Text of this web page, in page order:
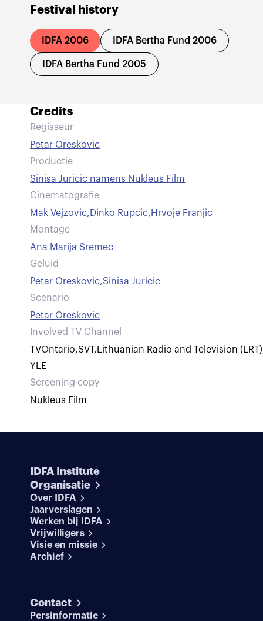
Festival history
IDFA 2006 IDFA Bertha Fund 2006
IDFA Bertha Fund 2005
Credits
Regisseur
Petar Oreskovic
Productie
Sinisa Juricic namens Nukleus Film
Cinematografie
Mak Vejzovic, Dinko Rupcic,Hrvoje Franjic
Montage
Ana Marija Sremec
Geluid
Petar Oreskovic,Sinisa Juricic
Scenario
Petar Oreskovic
Involved TV Channel
TVOntario,SVT, Lithuanian Radio and Television (LRT)
YLE
Screening copy
Nukleus Film
IDFA Institute
Organisatie
Over IDFA
Jaarverslagen
Werken bij IDFA
Vrijwilligers
Visie en missie
Archief
Contact
Persinformatie